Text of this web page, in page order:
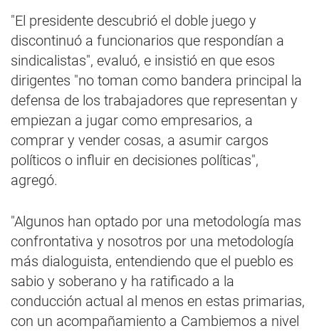
"El presidente descubrió el doble juego y
discontinuó a funcionarios que respondían a
sindicalistas", evaluó, e insistió en que esos
dirigentes "no toman como bandera principal la
defensa de los trabajadores que representan y
empiezan a jugar como empresarios, a
comprar y vender cosas, a asumir cargos
políticos o influir en decisiones políticas",
agregó.
"Algunos han optado por una metodología mas
confrontativa y nosotros por una metodología
más dialoguista, entendiendo que el pueblo es
sabio y soberano y ha ratificado a la
conducción actual al menos en estas primarias,
con un acompañamiento a Cambiemos a nivel